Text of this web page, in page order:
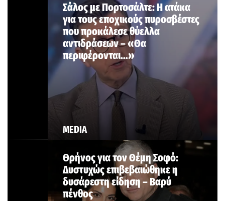
MEDIA
Σάλος με Πορτοσάλτε: Η ατάκα
για τους εποχικούς πυροσβέστες
που προκάλεσε θύελλα
αντιδράσεων – «Θα
περιφέρονται…»
Θρήνος για τον Θέμη Σοφό:
Δυστυχώς επιβεβαιώθηκε η
δυσάρεστη είδηση – Βαρύ
πένθος